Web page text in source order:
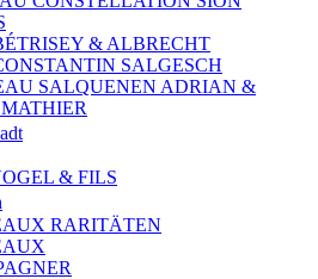
& ALBRECHT
SALGESCH
SALQUENEN ADRIAN &
& FILS
RARITÄTEN